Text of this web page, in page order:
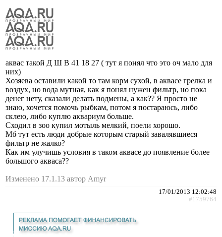
аквас такой Д Ш В 41 18 27 ( тут я понял что это оч мало для
них)
Хозяева оставили какой то там корм сухой, в аквасе грелка и
воздух, но вода мутная, как я понял нужен фильтр, но пока
денег нету, сказали делать подмены, а как?? Я просто не
знаю, хочется помочь рыбкам, потом я постараюсь, либо
склею, либо куплю аквариум больше.
Сходил в зоо купил мотыль мелкий, поели хорошо.
Мб тут есть люди добрые которым старый завалявшиеся
фильтр не жалко?
Как им улучишь условия в таком аквасе до появление более
большого акваса??
Изменено 17.1.13 автор Amyr
17/01/2013 12:02:48
#1759764